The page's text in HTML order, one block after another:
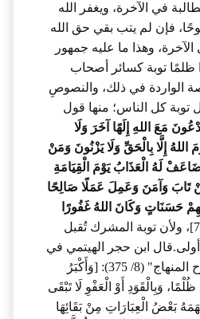
في الآخرة، ويغفر الله
فإن لم يتب بقي حق الله
وهذا ما عليه جمهور
ظلمًا توبة كسائر أصحاب
الواردة في ذلك، والنصوصِ
توبة كل الناس؛ منها قول
مَعَ اللهِ إِلَهًا آخَرَ وَلَا
إِلَّا بِالْحَقِّ وَلَا يَزْنُونَ وَمَنْ
لَهُ الْعَذَابُ يَوْمَ الْقِيَامَةِ
تَابَ وَآمَنَ وَعَمِلَ عَمَلًا صَالِحًا
حَسَنَاتٍ وَكَانَ اللهُ غَفُورًا
[الفرقان: 68-70]، ولأن توبة المشرك تُقبل
أولى.قال ابن حجر الهيتمي في
"تحفة المحتاج في شرح المنهاج" (8/ 375): [وَأَكْبَرُ
ظُلْمًا، وَبِالْقَوَدِ أَوْ الْعَفْوِ لَا تَبْقَى
بَعْضُ الْعِبَارَاتِ مِنْ بَقَائِهَا